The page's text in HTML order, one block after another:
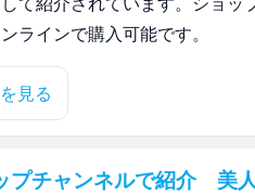
ラインで購入可能です。
見る
プチャンネルで紹介 美